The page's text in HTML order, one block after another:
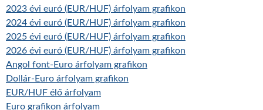
2023 évi euró (EUR/HUF) árfolyam grafikon
2024 évi euró (EUR/HUF) árfolyam grafikon
2025 évi euró (EUR/HUF) árfolyam grafikon
2026 évi euró (EUR/HUF) árfolyam grafikon
Angol font-Euro árfolyam grafikon
Dollár-Euro árfolyam grafikon
EUR/HUF élő árfolyam
Euro grafikon árfolyam